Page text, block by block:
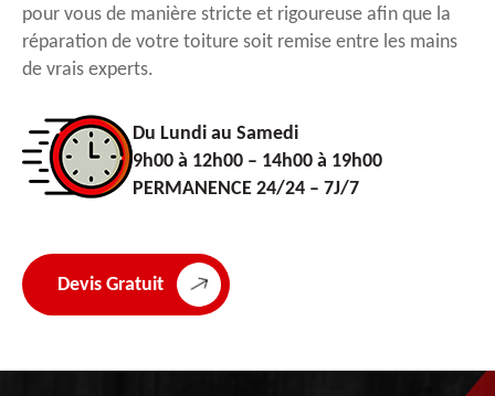
pour vous de manière stricte et rigoureuse afin que la
réparation de votre toiture soit remise entre les mains
de vrais experts.
Du Lundi au Samedi
9h00 à 12h00 – 14h00 à 19h00
PERMANENCE 24/24 – 7J/7
Devis Gratuit